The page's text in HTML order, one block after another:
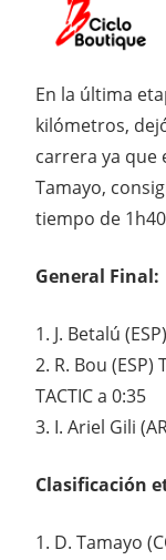
En la última
kilómetros,
carrera ya que
Tamayo,
tiempo de
General Final:
1. J. Betalú
2. R. Bou
TACTIC a 0:35
3. I. Ariel Gili
Clasificación
1. D. Tamayo